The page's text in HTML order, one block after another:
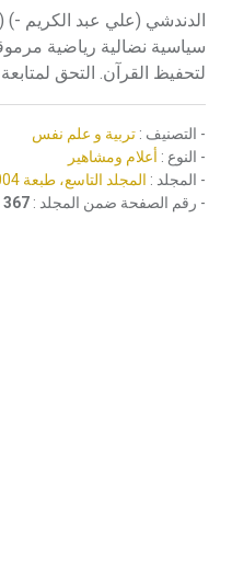
سياسية نضالية رياضية
لتحفيظ القرآن. التحق لمتابعة
- التصنيف : تربية و علم نفس
- النوع : أعلام ومشاهير
- المجلد : المجلد التاسع، طبعة 2004، دمشق
- رقم الصفحة ضمن المجلد : 367